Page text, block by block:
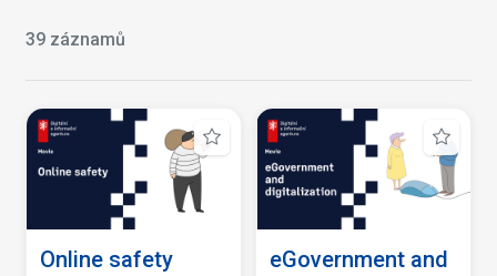
Průvodci
Materiály k tisku
39 záznamů
Online safety
eGovernment and